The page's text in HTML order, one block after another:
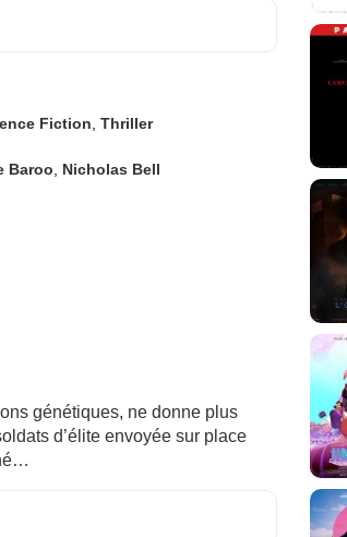
Fiction, Thriller
Baroo, Nicholas Bell
génétiques, ne donne plus
d’élite envoyée sur place